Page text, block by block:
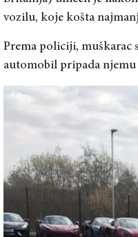
vozilu, koje košta
Prema policiji, muškarac
automobil pripada